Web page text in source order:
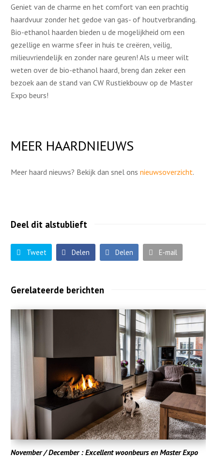
Geniet van de charme en het comfort van een prachtig
haardvuur zonder het gedoe van gas- of houtverbranding.
Bio-ethanol haarden bieden u de mogelijkheid om een
gezellige en warme sfeer in huis te creëren, veilig,
milieuvriendelijk en zonder nare geuren! Als u meer wilt
weten over de bio-ethanol haard, breng dan zeker een
bezoek aan de stand van CW Rustiekbouw op de Master
Expo beurs!
MEER HAARDNIEUWS
Meer haard nieuws? Bekijk dan snel onsnieuwsoverzicht.
Deel dit alstublieft
Tweet Delen Delen E-mail
Gerelateerde berichten
November / December : Excellent woonbeurs en Master Expo